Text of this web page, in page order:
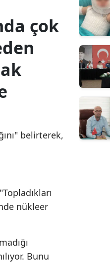
çok
belirterek,
nükleer
Bunu